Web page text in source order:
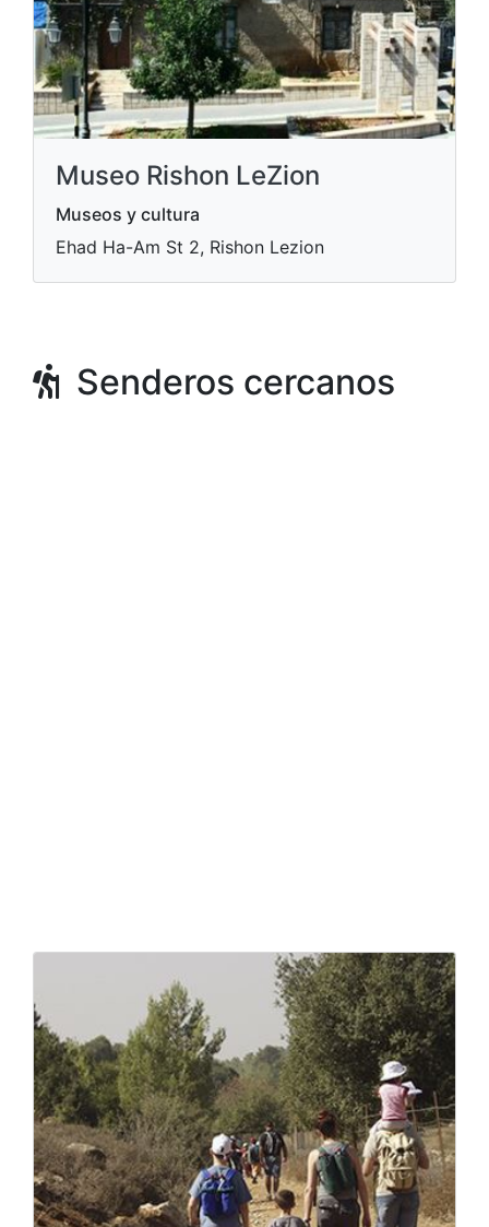
Museo Rishon LeZion
Museos y cultura
Ehad Ha-Am St 2, Rishon Lezion
Senderos cercanos